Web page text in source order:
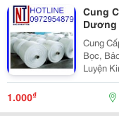
Cung
Dương
Cung Cấp
Bọc,
Luyện
Dệt. Khổ Vải Ống Tròn: 30 Cm &Ndash; 135 Cm Trọng
1.000₫